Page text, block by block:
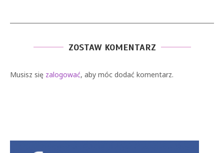
ZOSTAW KOMENTARZ
Musisz się zalogować, aby móc dodać komentarz.